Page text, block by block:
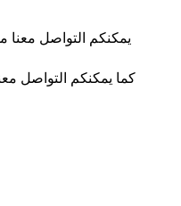
يمكنكم التواصل معنا
كما يمكنكم التواصل